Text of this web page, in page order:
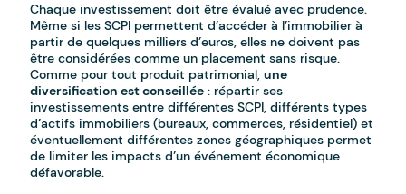
Chaque investissement doit être évalué avec prudence.
Même si les SCPI permettent d’accéder à l’immobilier à
partir de quelques milliers d’euros, elles ne doivent pas
être considérées comme un placement sans risque.
Comme pour tout produit patrimonial,une
diversification est conseillée : répartir ses
investissements entre différentes SCPI, différents types
d’actifs immobiliers (bureaux, commerces, résidentiel) et
éventuellement différentes zones géographiques permet
de limiter les impacts d’un événement économique
défavorable.